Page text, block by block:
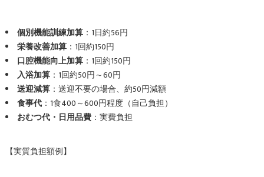
個別機能訓練加算：1日約56円
栄養改善加算：1回約150円
口腔機能向上加算：1回約150円
入浴加算：1回約50円～60円
送迎減算：送迎不要の場合、約50円減額
食事代：1食400～600円程度（自己負担）
おむつ代・日用品費：実費負担
【実質負担額例】